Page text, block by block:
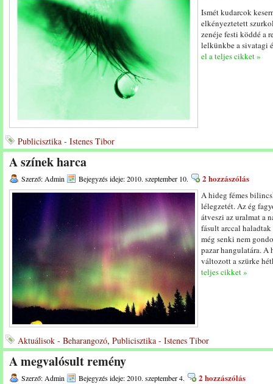
Ismét kudarcok
elkényeztetett
zenéje festi köddé a
lelkünkbe a sivatagi
el a teljes cikket »
Publicisztika - Istenes Tibor
A színek harca
Szerző: Admin Bejegyzés ideje: 2010. szeptember 10. 2 hozzászólás
A hideg fémes
lélegzetét. Az ég
átveszi az uralmat a
fásult arccal
még senki nem
pazar hangulatára.
változott a szürke
teljes cikket »
Aktuálisok - Beharangozó, Publicisztika - Istenes Tibor
A megvalósult remény
Szerző: Admin Bejegyzés ideje: 2010. szeptember 4. 2 hozzászólás